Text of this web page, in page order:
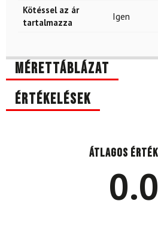
Kötéssel az ár
tartalmazza
Igen
Mérettáblázat
Értékelések
Átlagos
0.0